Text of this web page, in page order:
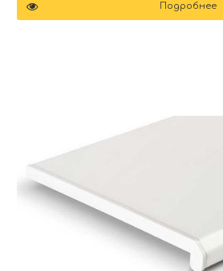
Подробнее